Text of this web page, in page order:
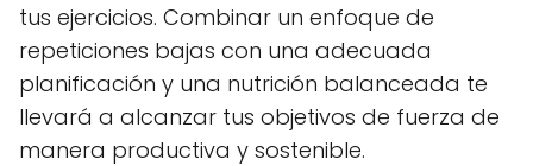
tus ejercicios. Combinar un enfoque de
repeticiones bajas con una adecuada
planificación y una nutrición balanceada te
llevará a alcanzar tus objetivos de fuerza de
manera productiva y sostenible.